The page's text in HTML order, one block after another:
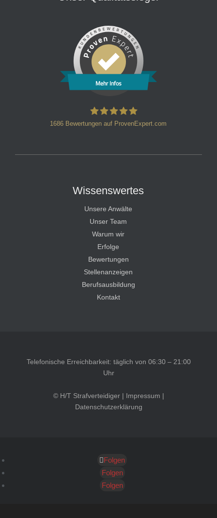
Mehr Infos
1686 Bewertungen auf ProvenExpert.com
Wissenswertes
Unsere Anwälte
Unser Team
Warum wir
Erfolge
Bewertungen
Stellenanzeigen
Berufsausbildung
Kontakt
Telefonische Erreichbarkeit: täglich von 06:30 – 21:00
Uhr
© H/T Strafverteidiger | Impressum |
Datenschutzerklärung
Folgen
Folgen
Folgen
Kundenbewertungen und Erfahrungen zu
SEHR GUT